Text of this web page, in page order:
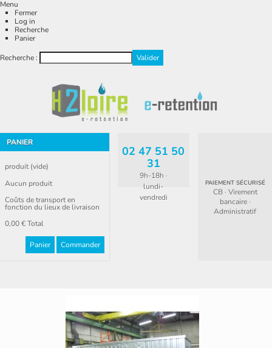
Menu
Fermer
Log in
Recherche
Panier
Recherche :
PANIER
produit (vide)
Aucun produit
Coûts de transport en
fonction du lieux de livraison
0,00 €Total
Panier Commander
02 47 51 50
31
9h-18h ·
lundi-
vendredi
PAIEMENT SÉCURISÉ
CB · Virement
bancaire ·
Administratif